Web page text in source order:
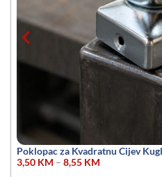
Poklopac za Kvadratnu Cijev
3,50 KM – 8,55 KM